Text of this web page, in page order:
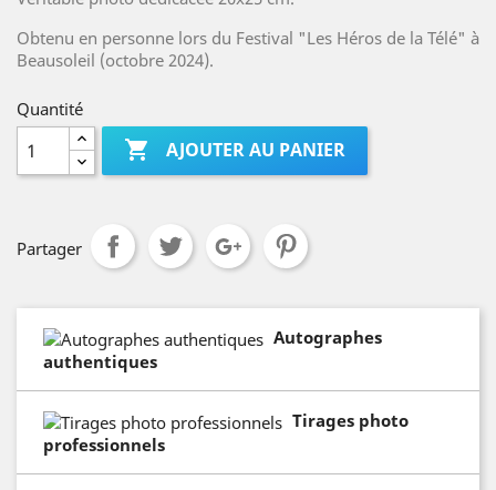
Obtenu en personne lors du Festival "Les Héros de la Télé" à
Beausoleil (octobre 2024).
Quantité
 AJOUTER AU PANIER
Partager
Autographes
authentiques
Tirages photo
professionnels